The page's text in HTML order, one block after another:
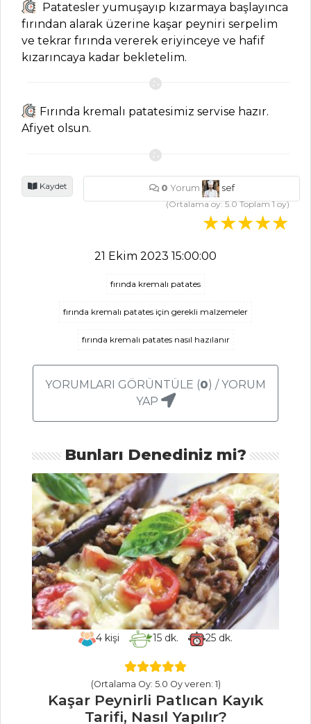
Krep Tarifi, Nasıl
Yapılır?
Et Yemekleri Tüm
İÇECEKLER
Elma Şerbeti
Tarifi, Nasıl Yapılır?
İçecekler Tüm
ÇORBALAR
Yoğurtlu Kuru
Tarifi, Nasıl Yapılır?
Patatesli Mısır
Çorbası Tarifi, Nasıl
Yapılır?
Çorbalar Tüm
Tarifleri
MASTERCHEF
Guacamole
Etli Ekmek Tarifi,
Nasıl Yapılır?
Dana Nuar Rosto
Patatesler yumuşayıp kızarmaya başlayınca
fırından alarak üzerine kaşar peyniri serpelim
ve tekrar fırında vererek eriyinceye ve hafif
kızarıncaya kadar bekletelim.
Fırında kremalı patatesimiz servise hazır.
Afiyet olsun.
Kaydet 0 Yorum
sef
(Ortalama oy:5.0Toplam1oy)
21 Ekim 2023 15:00:00
fırında kremalı patates
fırında kremalı patates için gerekli malzemeler
fırında kremalı patates nasıl hazılanır
YORUMLARI GÖRÜNTÜLE (0) / YORUM
YAP
Bunları Denediniz mi?
4kişi 15 dk. 25 dk.
(Ortalama Oy: 5.0 Oy veren: 1)
Kaşar Peynirli Patlıcan Kayık
Tarifi, Nasıl Yapılır?